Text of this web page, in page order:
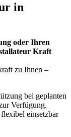
in
oder Ihren
Kraft
zu Ihnen –
bei geplanten
Verfügung.
einsetzbar